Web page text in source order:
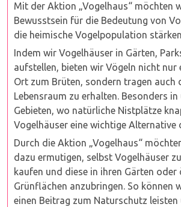
Mit der Aktion „Vogelhaus“ möchten
Bewusstsein für die Bedeutung von
die heimische Vogelpopulation
Indem wir Vogelhäuser in Gärten,
aufstellen, bieten wir Vögeln nicht nur
Ort zum Brüten, sondern tragen auch
Lebensraum zu erhalten. Besonders in
Gebieten, wo natürliche Nistplätze
Vogelhäuser eine wichtige Alternative
Durch die Aktion „Vogelhaus“
dazu ermutigen, selbst Vogelhäuser
kaufen und diese in ihren Gärten
Grünflächen anzubringen. So können
einen Beitrag zum Naturschutz